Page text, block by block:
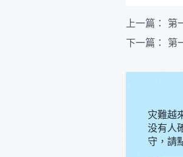
上一篇： 第
下一篇： 第
灾難越
没有人
守，請